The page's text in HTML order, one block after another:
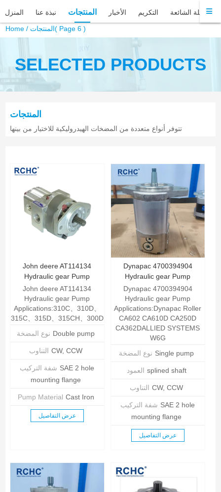
المنزل نبذة عنا المنتجات الأخبار التكريم الأسئلة الشائعة
Home / المنتجات( Page 6 )
SELECTED PRODUCTS
المنتجات
تتوفر أنواع متعددة من المضخات الهيدروليكية للاختيار من بينها
John deere AT114134
Hydraulic gear Pump
John deere AT114134
Hydraulic gear Pump
Applications:310C、310D、
315C、315D、315CH、300D
نوع المضخة Double pump
التناوب CW, CCW
شفة التركيب SAE 2 hole
mounting flange
Pump Material Cast Iron
عرض التفاصيل
Dynapac 4700394904
Hydraulic gear Pump
Dynapac 4700394904
Hydraulic gear Pump
Applications:Dynapac Roller
CA602 CA610D CA250D
CA362DALLIED SYSTEMS
W6G
نوع المضخة Single pump
العمود splined shaft
التناوب CW, CCW
شفة التركيب SAE 2 hole
mounting flange
عرض التفاصيل